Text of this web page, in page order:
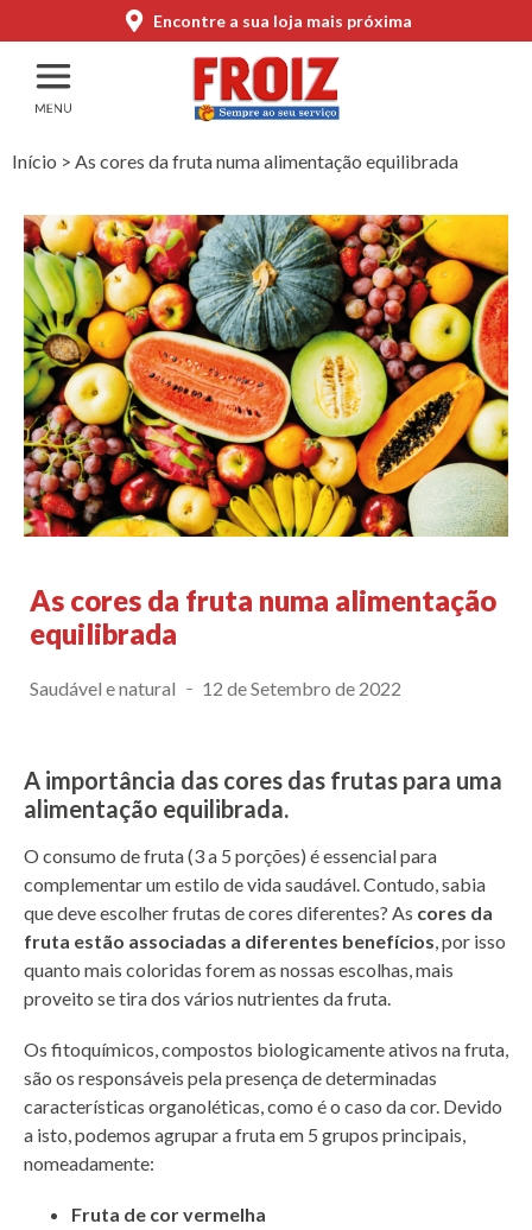
Encontre a sua loja mais próxima
Início > As cores da fruta numa alimentação equilibrada
As cores da fruta numa alimentação
equilibrada
Saudável e natural 12 de Setembro de 2022
A importância das cores das frutas para uma
alimentação equilibrada.
O consumo de fruta (3 a 5 porções) é essencial para
complementar um estilo de vida saudável. Contudo, sabia
que deve escolher frutas de cores diferentes? As cores da
fruta estão associadas a diferentes benefícios, por isso
quanto mais coloridas forem as nossas escolhas, mais
proveito se tira dos vários nutrientes da fruta.
Os fitoquímicos, compostos biologicamente ativos na fruta,
são os responsáveis pela presença de determinadas
características organoléticas, como é o caso da cor. Devido
a isto, podemos agrupar a fruta em 5 grupos principais,
nomeadamente:
Fruta de cor vermelha